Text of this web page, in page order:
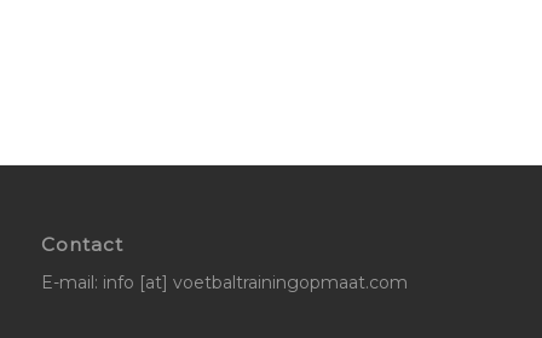
Contact
E-mail: info [at] voetbaltrainingopmaat.com